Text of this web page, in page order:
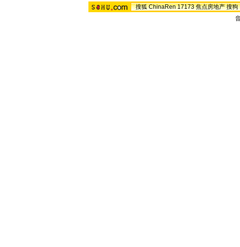
搜狐 ChinaRen 17173 焦点房地产 搜狗